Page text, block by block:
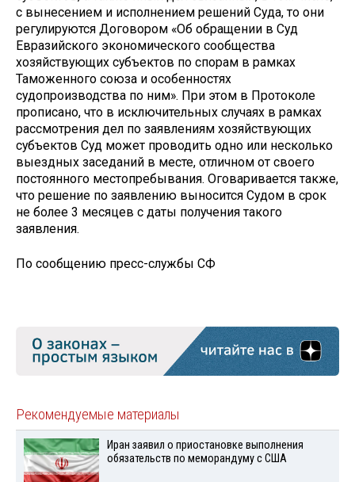
с вынесением и исполнением решений Суда, то они
регулируются Договором «Об обращении в Суд
Евразийского экономического сообщества
хозяйствующих субъектов по спорам в рамках
Таможенного союза и особенностях
судопроизводства по ним». При этом в Протоколе
прописано, что в исключительных случаях в рамках
рассмотрения дел по заявлениям хозяйствующих
субъектов Суд может проводить одно или несколько
выездных заседаний в месте, отличном от своего
постоянного местопребывания. Оговаривается также,
что решение по заявлению выносится Судом в срок
не более 3 месяцев с даты получения такого
заявления.
По сообщению пресс-службы СФ
Рекомендуемые материалы
Иран заявил о приостановке выполнения
обязательств по меморандуму с США